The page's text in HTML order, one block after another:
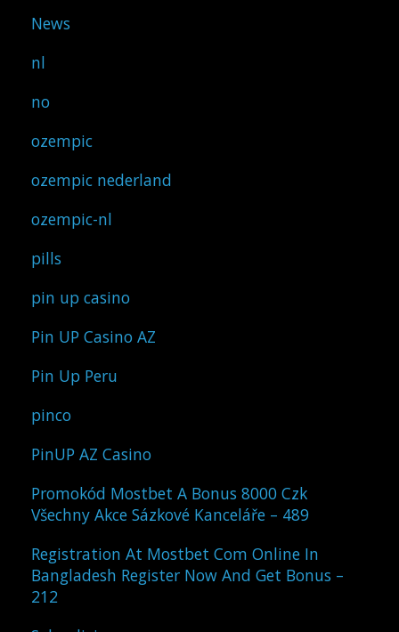
News
nl
no
ozempic
ozempic nederland
ozempic-nl
pills
pin up casino
Pin UP Casino AZ
Pin Up Peru
pinco
PinUP AZ Casino
Promokód Mostbet A Bonus 8000 Czk
Všechny Akce Sázkové Kanceláře – 489
Registration At Mostbet Com Online In
Bangladesh Register Now And Get Bonus –
212